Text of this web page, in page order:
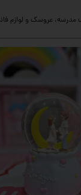
عروسک و لوازم